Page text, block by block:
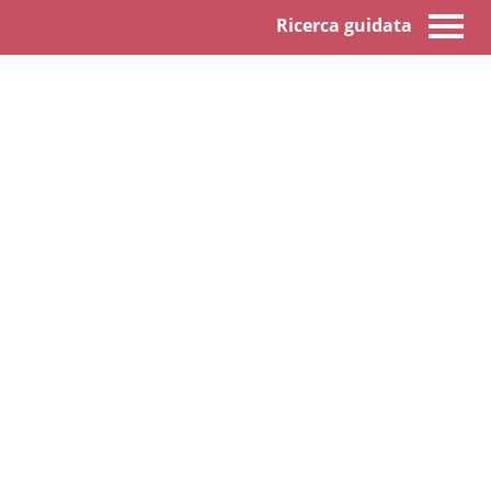
Ricerca guidata